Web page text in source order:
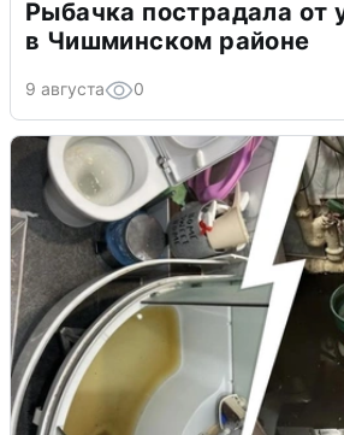
Рыбачка пострадала от
в Чишминском районе
9 августа 0